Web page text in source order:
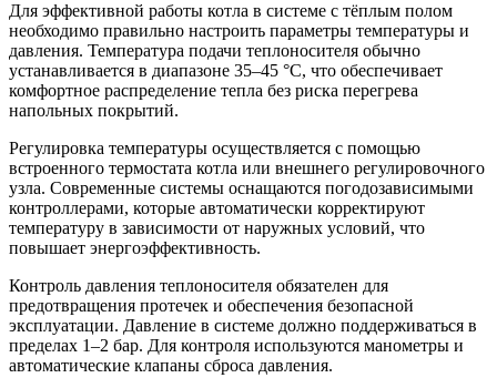
Для эффективной работы котла в системе с тёплым полом
необходимо правильно настроить параметры температуры и
давления. Температура подачи теплоносителя обычно
устанавливается в диапазоне 35–45 °C, что обеспечивает
комфортное распределение тепла без риска перегрева
напольных покрытий.
Регулировка температуры осуществляется с помощью
встроенного термостата котла или внешнего регулировочного
узла. Современные системы оснащаются погодозависимыми
контроллерами, которые автоматически корректируют
температуру в зависимости от наружных условий, что
повышает энергоэффективность.
Контроль давления теплоносителя обязателен для
предотвращения протечек и обеспечения безопасной
эксплуатации. Давление в системе должно поддерживаться в
пределах 1–2 бар. Для контроля используются манометры и
автоматические клапаны сброса давления.